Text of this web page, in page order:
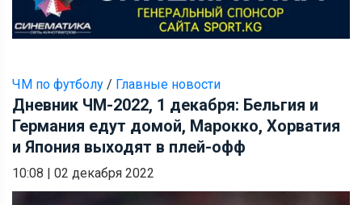
ЧМ по футболу / Главные новости
Дневник ЧМ-2022, 1 декабря: Бельгия и
Германия едут домой, Марокко, Хорватия
и Япония выходят в плей-офф
10:08 | 02 декабря 2022